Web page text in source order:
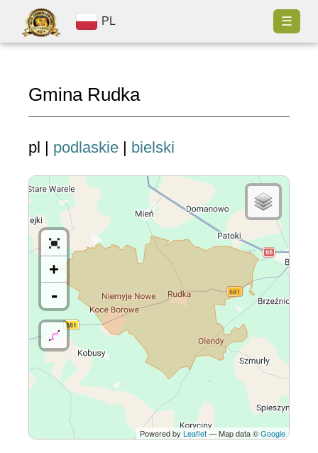
PL ☰
Gmina Rudka
pl | podlaskie | bielski
+
-
Powered byLeaflet— Map data ©Google